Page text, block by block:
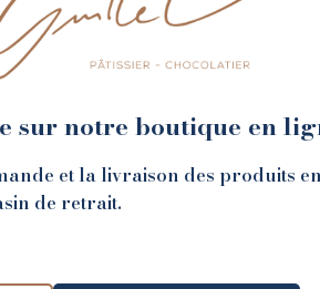
sur notre boutique en
et la livraison des produits
de retrait.
NOS BOUTIQUES